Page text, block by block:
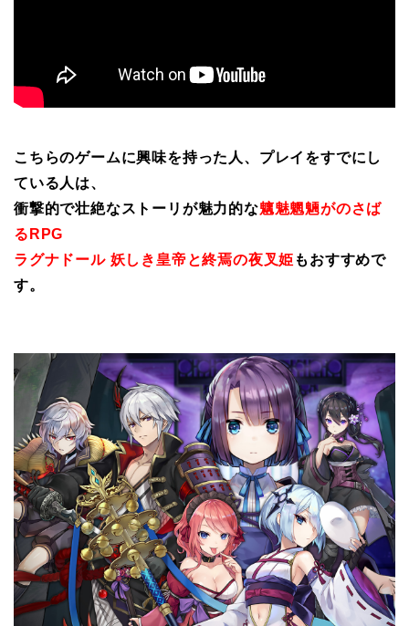
こちらのゲームに興味を持った人、プレイをすでにし
ている人は、
衝撃的で壮絶なストーリが魅力的な魑魅魍魎がのさば
るRPG
ラグナドール 妖しき皇帝と終焉の夜叉姫 もおすすめで
す。